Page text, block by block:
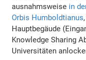
ausnahmsweise in
Orbis Humboldtianus
Hauptbegäude
Knowledge Sharing
Universitäten